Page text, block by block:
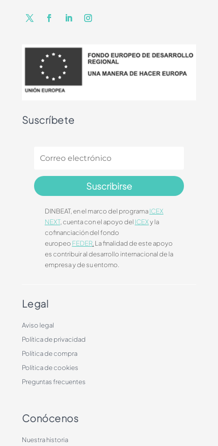
Suscríbete
Suscribirse
DINBEAT, en el marco del programaICEX
NEXT, cuenta con el apoyo del ICEXy la
cofinanciación del fondo
europeo FEDER. La finalidad de este apoyo
es contribuir al desarrollo internacional de la
empresa y de su entorno.
Legal
Aviso legal
Política de privacidad
Política de compra
Política de cookies
Preguntas frecuentes
Conócenos
Nuestra historia